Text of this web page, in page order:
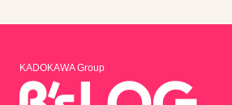
KADOKAWA Group